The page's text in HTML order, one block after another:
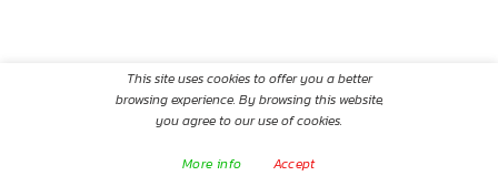
This site uses cookies to offer you a better
browsing experience. By browsing this website,
you agree to our use of cookies.
More info Accept